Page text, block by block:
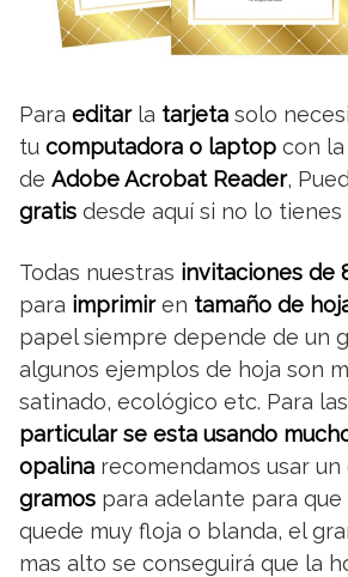
Para editar la tarjeta solo
tu computadora o laptop con
de Adobe Acrobat Reader,
gratis desde aquí si no lo tienes
Todas nuestras invitaciones de
para imprimiren tamaño de
papel siempre depende de un
algunos ejemplos de hoja son
satinado, ecológico etc. Para las
particular se esta usando
opalina recomendamos usar un
gramos para adelante para
quede muy floja o blanda, el
mas alto se conseguirá que la